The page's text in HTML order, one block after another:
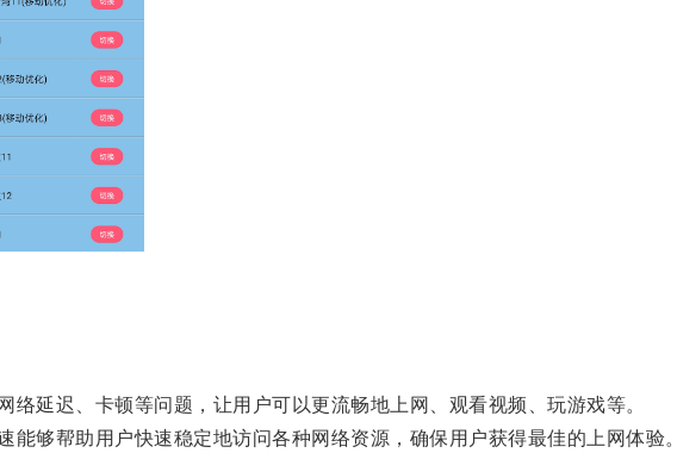
迟、卡顿等问题，让用户可以更流畅地上网、观看视频、玩游戏等。
帮助用户快速稳定地访问各种网络资源，确保用户获得最佳的上网体验。